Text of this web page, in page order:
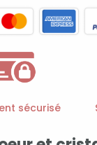
sécurisé